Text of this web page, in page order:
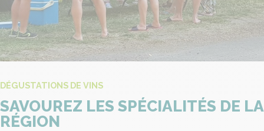
DÉGUSTATIONS DE VINS
SAVOUREZ LES SPÉCIALITÉS DE LA
RÉGION